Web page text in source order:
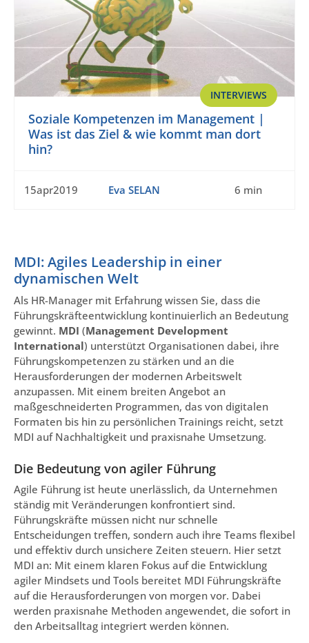
INTERVIEWS
Soziale Kompetenzen im Management |
Was ist das Ziel & wie kommt man dort
hin?
15apr2019 Eva SELAN 6 min
MDI: Agiles Leadership in einer
dynamischen Welt
Als HR-Manager mit Erfahrung wissen Sie, dass die
Führungskräfteentwicklung kontinuierlich an Bedeutung
gewinnt. MDI (Management Development
International) unterstützt Organisationen dabei, ihre
Führungskompetenzen zu stärken und an die
Herausforderungen der modernen Arbeitswelt
anzupassen. Mit einem breiten Angebot an
maßgeschneiderten Programmen, das von digitalen
Formaten bis hin zu persönlichen Trainings reicht, setzt
MDI auf Nachhaltigkeit und praxisnahe Umsetzung.
Die Bedeutung von agiler Führung
Agile Führung ist heute unerlässlich, da Unternehmen
ständig mit Veränderungen konfrontiert sind.
Führungskräfte müssen nicht nur schnelle
Entscheidungen treffen, sondern auch ihre Teams flexibel
und effektiv durch unsichere Zeiten steuern. Hier setzt
MDI an: Mit einem klaren Fokus auf die Entwicklung
agiler Mindsets und Tools bereitet MDI Führungskräfte
auf die Herausforderungen von morgen vor. Dabei
werden praxisnahe Methoden angewendet, die sofort in
den Arbeitsalltag integriert werden können.